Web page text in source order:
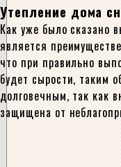
Утепление дома
Как уже было сказано
является
что при правильно
будет сырости, таким
долговечным, так как
защищена от